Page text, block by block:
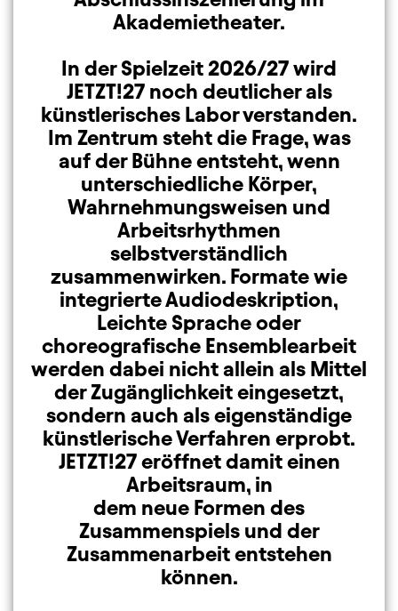
Akademietheater.
In der Spielzeit 2026/27 wird
JETZT!27 noch deutlicher als
künstlerisches Labor verstanden.
Im Zentrum steht die Frage, was
auf der Bühne entsteht, wenn
unterschiedliche Körper,
Wahrnehmungsweisen und
Arbeitsrhythmen
selbstverständlich
zusammenwirken. Formate wie
integrierte Audiodeskription,
Leichte Sprache oder
choreografische Ensemblearbeit
werden dabei nicht allein als Mittel
der Zugänglichkeit eingesetzt,
sondern auch als eigenständige
künstlerische Verfahren erprobt.
JETZT!27 eröffnet damit einen
Arbeitsraum, in
dem neue Formen des
Zusammenspiels und der
Zusammenarbeit entstehen
können.